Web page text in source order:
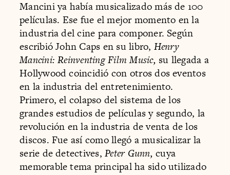
Mancini ya había musicalizado más de 100
películas. Ese fue el mejor momento en la
industria del cine para componer. Según
escribió John Caps en su libro, Henry
Mancini: Reinventing Film Music, su llegada a
Hollywood coincidió con otros dos eventos
en la industria del entretenimiento.
Primero, el colapso del sistema de los
grandes estudios de películas y segundo, la
revolución en la industria de venta de los
discos. Fue así como llegó a musicalizar la
serie de detectives,Peter Gunn, cuya
memorable tema principal ha sido utilizado